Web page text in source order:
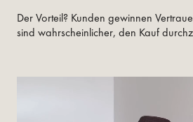
Der Vorteil? Kunden gewinnen
sind wahrscheinlicher, den Kauf